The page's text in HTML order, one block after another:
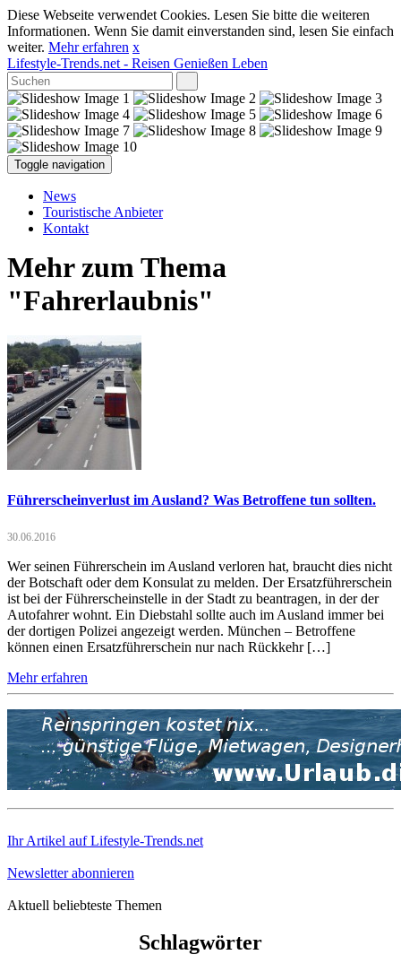
Diese Webseite verwendet Cookies. Lesen Sie bitte die weiteren
Informationen. Wenn Sie damit einverstanden sind, lesen Sie einfach
weiter. Mehr erfahren x
Lifestyle-Trends.net - Reisen Genießen Leben
Toggle navigation
News
Touristische Anbieter
Kontakt
Mehr zum Thema
"Fahrerlaubnis"
Führerscheinverlust im Ausland? Was Betroffene tun sollten.
30.06.2016
Wer seinen Führerschein im Ausland verloren hat, braucht dies nicht
der Botschaft oder dem Konsulat zu melden. Der Ersatzführerschein
ist bei der Führerscheinstelle in der Stadt zu beantragen, in der der
Autofahrer wohnt. Ein Diebstahl sollte auch im Ausland immer bei
der dortigen Polizei angezeigt werden. München – Betroffene
können einen Ersatzführerschein nur nach Rückkehr […]
Mehr erfahren
Ihr Artikel auf Lifestyle-Trends.net
Newsletter abonnieren
Aktuell beliebteste Themen
Schlagwörter